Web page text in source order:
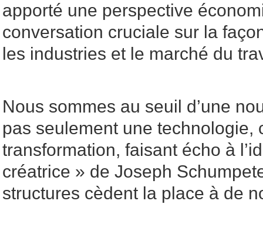
apporté une perspective
conversation cruciale sur la
les industries et le marché du
Nous sommes au seuil d’une
pas seulement une technologie,
transformation, faisant écho à
créatrice » de Joseph
structures cèdent la place à de